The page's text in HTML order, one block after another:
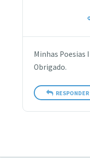
Minhas Poesias
Obrigado.
RESPONDER